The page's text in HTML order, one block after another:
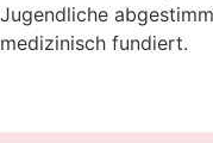
Jugendliche
medizinisch fundiert.